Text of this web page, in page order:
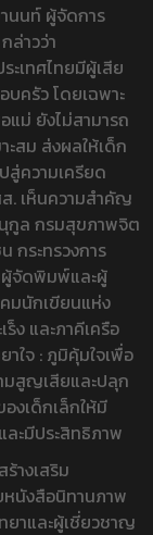
นนท์ ผู้จัดการ
ล่าวว่า
ะเทศไทยมีผู้เสีย
ครัว โดยเฉพาะ
ม่ ยังไม่สามารถ
สม ส่งผลให้เด็ก
สู่ความเครียด
. เห็นความสำคัญ
กูล กรมสุขภาพจิต
กระทรวงการ
จัดพิมพ์และผู้
มนักเขียนแห่ง
ง และภาคีเครือ
ใจ : ภูมิคุ้มใจเพื่อ
มสูญเสียและปลุก
งเด็กเล็กให้มี
ะมีประสิทธิภาพ
างเสริม
นังสือนิทานภาพ
ยาและผู้เชี่ยวชาญ